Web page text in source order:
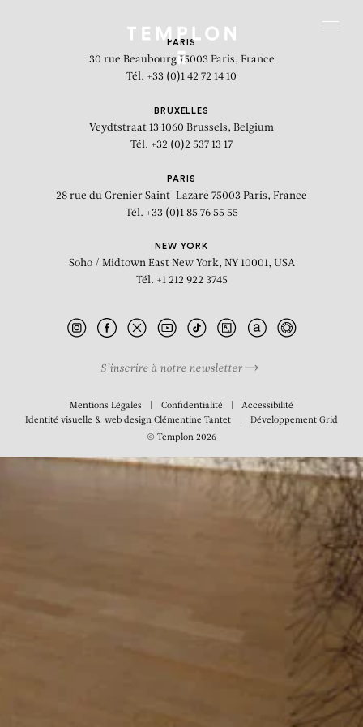
Vue de l'installation « Infinity »,
PARIS
30 rue Beaubourg 75003 Paris, France
Tél. +33 (0)1 42 72 14 10
BRUXELLES
Veydtstraat 13 1060 Brussels, Belgium
Tél. +32 (0)2 537 13 17
PARIS
28 rue du Grenier Saint-Lazare 75003 Paris, France
Tél. +33 (0)1 85 76 55 55
NEW YORK
Soho / Midtown East New York, NY 10001, USA
Tél. +1 212 922 3745
S’inscrire à notre newsletter
Mentions Légales Confidentialité
Accessibilité
Identité visuelle & web designClémentine Tantet Développement Grid
© Templon 2026